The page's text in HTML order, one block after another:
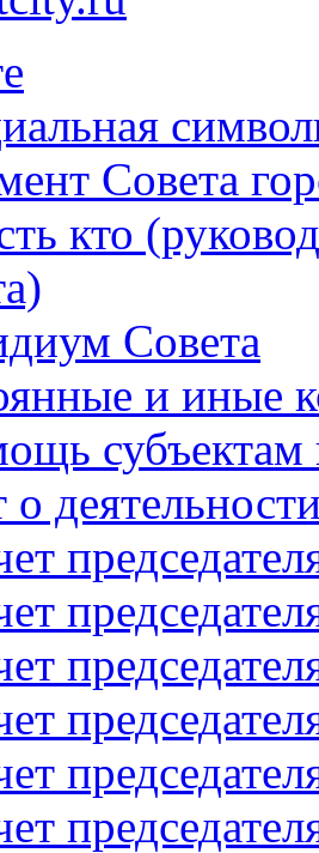
Совета
кто
Совета
и иные
субъектам
о